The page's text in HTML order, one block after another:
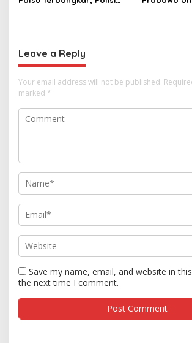
Leave a Reply
Your email address will not be published.
marked *
Save my name, email, and website in
the next time I comment.